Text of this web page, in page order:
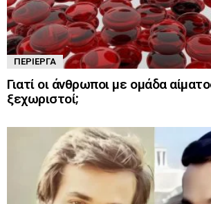
ΠΕΡΊΕΡΓΑ
Γιατί οι άνθρωποι με ομάδα
ξεχωριστοί;